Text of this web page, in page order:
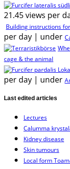
21.45 views per
Building instructions
per day | under
cage & the animal
per day | under
Last edited articles
Lectures
Calumma
Kidney disease
Skin tumours
Local form